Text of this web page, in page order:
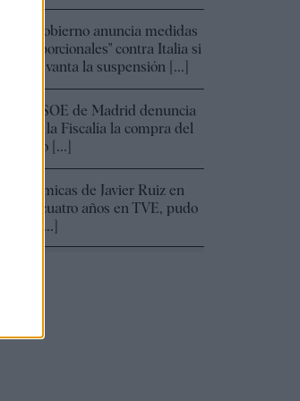
El Gobierno anuncia medidas
"proporcionales" contra Italia si
no levanta la suspensión [...]
El PSOE de Madrid denuncia
ante la Fiscalía la compra del
"ático [...]
Polémicas de Javier Ruiz en
sus cuatro años en TVE, pudo
ser [...]